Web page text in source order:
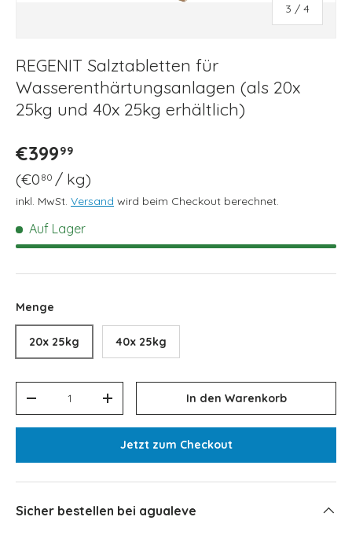
3 / von
4
REGENIT Salztabletten für
Wasserenthärtungsanlagen (als 20x
25kg und 40x 25kg erhältlich)
Normaler Preis
€39999
Grundpreis
€0 80 / kg
inkl. MwSt. Versand wird beim Checkout berechnet.
Auf Lager
Menge
20x 25kg 40x 25kg
Menge verringernMenge erhöhenIn den Warenkorb
Jetzt zum Checkout
Sicher bestellen bei agualeve